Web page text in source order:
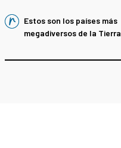
Estos son los países más
megadiversos de la Tierra